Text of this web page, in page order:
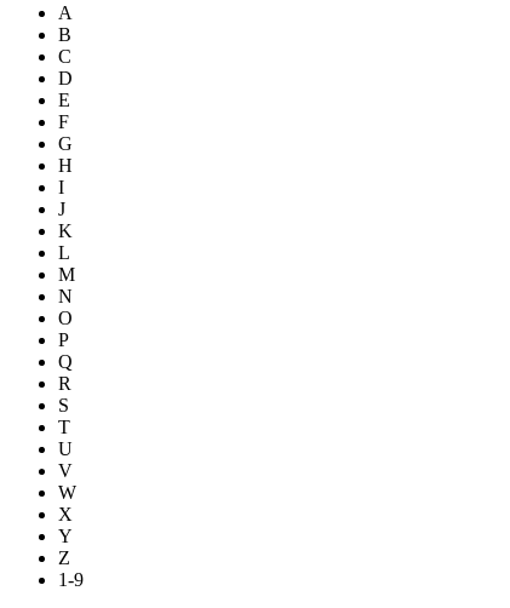
A
B
C
D
E
F
G
H
I
J
K
L
M
N
O
P
Q
R
S
T
U
V
W
X
Y
Z
1-9